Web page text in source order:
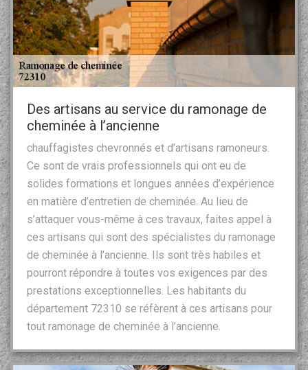
Des artisans au service du ramonage de
cheminée à l’ancienne
chauffagistes chevronnés et d’artisans ramoneurs.
Ce sont de vrais professionnels qui ont eu de
solides formations et longues années d’expérience
en matière d’entretien de cheminée. Au lieu de
s’attaquer vous-même à ces travaux, faites appel à
ces artisans qui sont des spécialistes du ramonage
de cheminée à l’ancienne. Ils sont très habiles et
pourront répondre à toutes vos exigences par des
prestations exceptionnelles. Les habitants du
département 72310 se réfèrent à ces artisans pour
tout ramonage de cheminée à l’ancienne.